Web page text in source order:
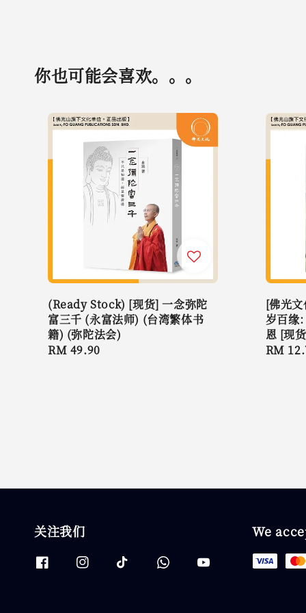
你也可能会喜欢。。。
(Ready Stock) [现货] 一念弥陀
富三千 (永富法师) (台湾繁体书
籍) (弥陀法会)
Regular
RM 49.90
[佛光
岁百缘
恩 [现
RM
关注我们 We